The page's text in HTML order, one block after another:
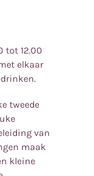
tot 12.00
elkaar
tweede
van
maak
kleine